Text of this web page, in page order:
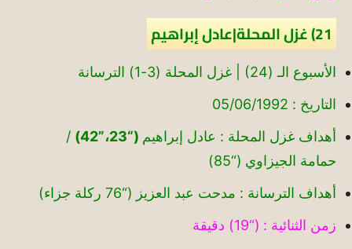
21) غزل المحلة|عادل إبراهيم
الأسبوع الـ (24) | غزل المحلة (3-1) الترسانة
التاريخ : 05/06/1992
أهداف غزل المحلة : عادل إبراهيم (“23،”42)
/
حمامة الجيزاوي (“85)
أهداف الترسانة : مدحت عبد العزيز (“76 ركلة جزاء)
زمن الثنائية : (“19) دقيقة